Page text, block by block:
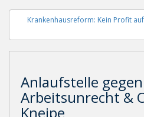
Krankenhausreform: Kein Profit
Anlaufstelle gegen
Arbeitsunrecht &
Kneipe